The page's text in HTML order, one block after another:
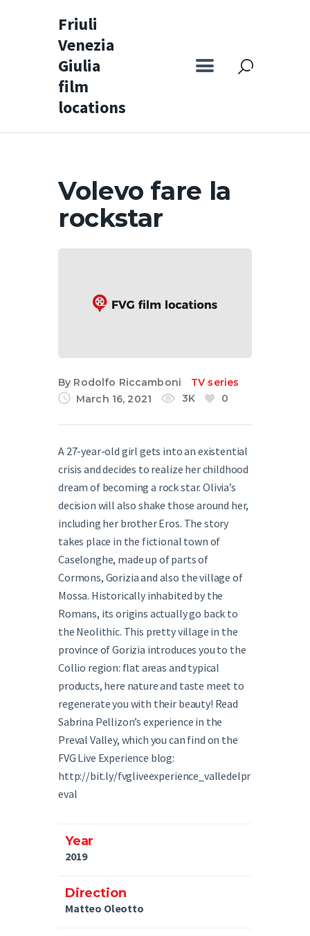
Friuli
Venezia
Giulia
film
locations
Friuli Venezia Giulia film locations
Home
Special itineraries
Experience FVG
News
Volevo fare la
rockstar
By Rodolfo Riccamboni
TV series
March 16, 2021
3K 0
A 27-year-old girl gets into an existential
crisis and decides to realize her childhood
dream of becoming a rock star. Olivia’s
decision will also shake those around her,
including her brother Eros. The story
takes place in the fictional town of
Caselonghe, made up of parts of
Cormons, Gorizia and also the village of
Mossa. Historically inhabited by the
Romans, its origins actually go back to
the Neolithic. This pretty village in the
province of Gorizia introduces you to the
Collio region: flat areas and typical
products, here nature and taste meet to
regenerate you with their beauty! Read
Sabrina Pellizon’s experience in the
Preval Valley, which you can find on the
FVG Live Experience blog:
http://bit.ly/fvgliveexperience_valledelpr
eval
Year
2019
Direction
Matteo Oleotto